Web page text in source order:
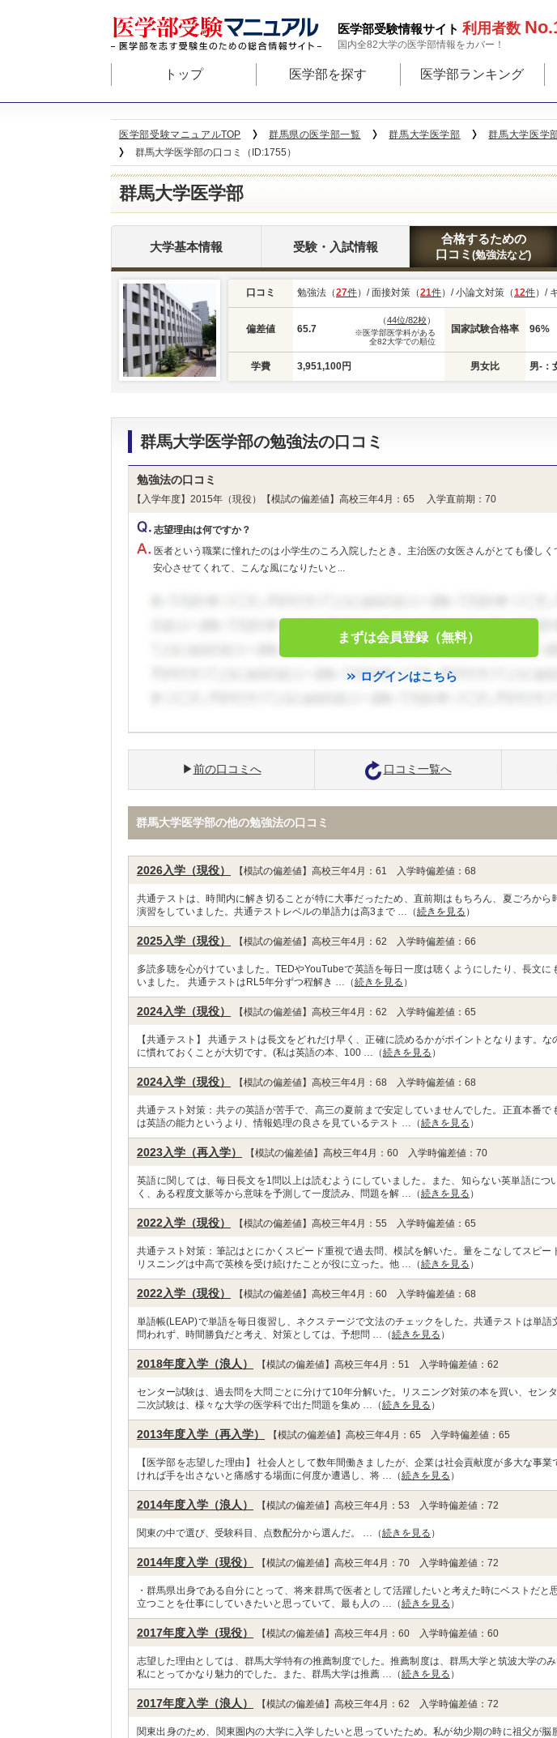
医学部受験情報サイト 利用者数
国内全82大学の医学部情報をカバー！
トップ 医学部を探す 医学部ランキング
医学部受験マニュアルTOP 群馬県の医学部一覧 群馬大学医学部
群馬大学医学
群馬大学医学部の口コミ（ID:1755）
群馬大学医学部
大学基本情報 受験・入試情報
合格するための
口コミ (勉強法など)
口コミ 勉強法（27件）/ 面接対策（21件）/ 小論文対策（12件）/
偏差値 65.7
（44位/82校）
※医学部医学科がある
全82大学での順位
国家試験合格率 96%
学費 3,951,100円 男女比 男-：
群馬大学医学部の勉強法の口コミ
勉強法の口コミ
【入学年度】2015年（現役）【模試の偏差値】高校三年4月：65 入学直前期：70
志望理由は何ですか？
医者という職業に憧れたのは小学生のころ入院したとき。主治医の女医さんがとても優し
安心させてくれて、こんな風になりたいと...
まずは会員登録（無料）
ログインはこちら
前の口コミへ 口コミ一覧へ
群馬大学医学部の他の勉強法の口コミ
2026入学（現役） 【模試の偏差値】高校三年4月：61 入学時偏差値：68
共通テストは、時間内に解き切ることが特に大事だったため、直前期はもちろん、夏ごろから
演習をしていました。共通テストレベルの単語力は高3まで …（続きを見る ）
2025入学（現役） 【模試の偏差値】高校三年4月：62 入学時偏差値：66
多読多聴を心がけていました。TEDやYouTubeで英語を毎日一度は聴くようにしたり、長文に
いました。 共通テストはRL5年分ずつ程解き …（続きを見る ）
2024入学（現役） 【模試の偏差値】高校三年4月：62 入学時偏差値：65
【共通テスト】 共通テストは長文をどれだけ早く、正確に読めるかがポイントとなります。
に慣れておくことが大切です。(私は英語の本、100 …（続きを見る ）
2024入学（現役） 【模試の偏差値】高校三年4月：68 入学時偏差値：68
共通テスト対策：共テの英語が苦手で、高三の夏前まで安定していませんでした。正直本番で
は英語の能力というより、情報処理の良さを見ているテスト …（続きを見る ）
2023入学（再入学） 【模試の偏差値】高校三年4月：60 入学時偏差値：70
英語に関しては、毎日長文を1問以上は読むようにしていました。また、知らない英単語につ
く、ある程度文脈等から意味を予測して一度読み、問題を解 …（続きを見る ）
2022入学（現役） 【模試の偏差値】高校三年4月：55 入学時偏差値：65
共通テスト対策：筆記はとにかくスピード重視で過去問、模試を解いた。量をこなしてスピー
リスニングは中高で英検を受け続けたことが役に立った。他 …（続きを見る ）
2022入学（現役） 【模試の偏差値】高校三年4月：60 入学時偏差値：68
単語帳(LEAP)で単語を毎日復習し、ネクステージで文法のチェックをした。共通テストは単語
問われず、時間勝負だと考え、対策としては、予想問 …（続きを見る ）
2018年度入学（浪人） 【模試の偏差値】高校三年4月：51 入学時偏差値：62
センター試験は、過去問を大問ごとに分けて10年分解いた。リスニング対策の本を買い、セン
二次試験は、様々な大学の医学科で出た問題を集め …（続きを見る ）
2013年度入学（再入学） 【模試の偏差値】高校三年4月：65 入学時偏差値：65
【医学部を志望した理由】 社会人として数年間働きましたが、企業は社会貢献度が多大な事
ければ手を出さないと痛感する場面に何度か遭遇し、将 …（続きを見る ）
2014年度入学（浪人） 【模試の偏差値】高校三年4月：53 入学時偏差値：72
関東の中で選び、受験科目、点数配分から選んだ。 …（続きを見る ）
2014年度入学（現役） 【模試の偏差値】高校三年4月：70 入学時偏差値：72
・群馬県出身である自分にとって、将来群馬で医者として活躍したいと考えた時にベストだと
立つことを仕事にしていきたいと思っていて、最も人の …（続きを見る ）
2017年度入学（現役） 【模試の偏差値】高校三年4月：60 入学時偏差値：60
志望した理由としては、群馬大学特有の推薦制度でした。推薦制度は、群馬大学と筑波大学の
私にとってかなり魅力的でした。また、群馬大学は推薦 …（続きを見る ）
2017年度入学（浪人） 【模試の偏差値】高校三年4月：62 入学時偏差値：72
関東出身のため、関東圏内の大学に入学したいと思っていたため。私が幼少期の時に祖父が脳